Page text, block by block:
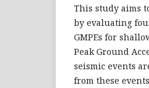
This study aims
by evaluating
GMPEs for
Peak Ground
seismic events
from these